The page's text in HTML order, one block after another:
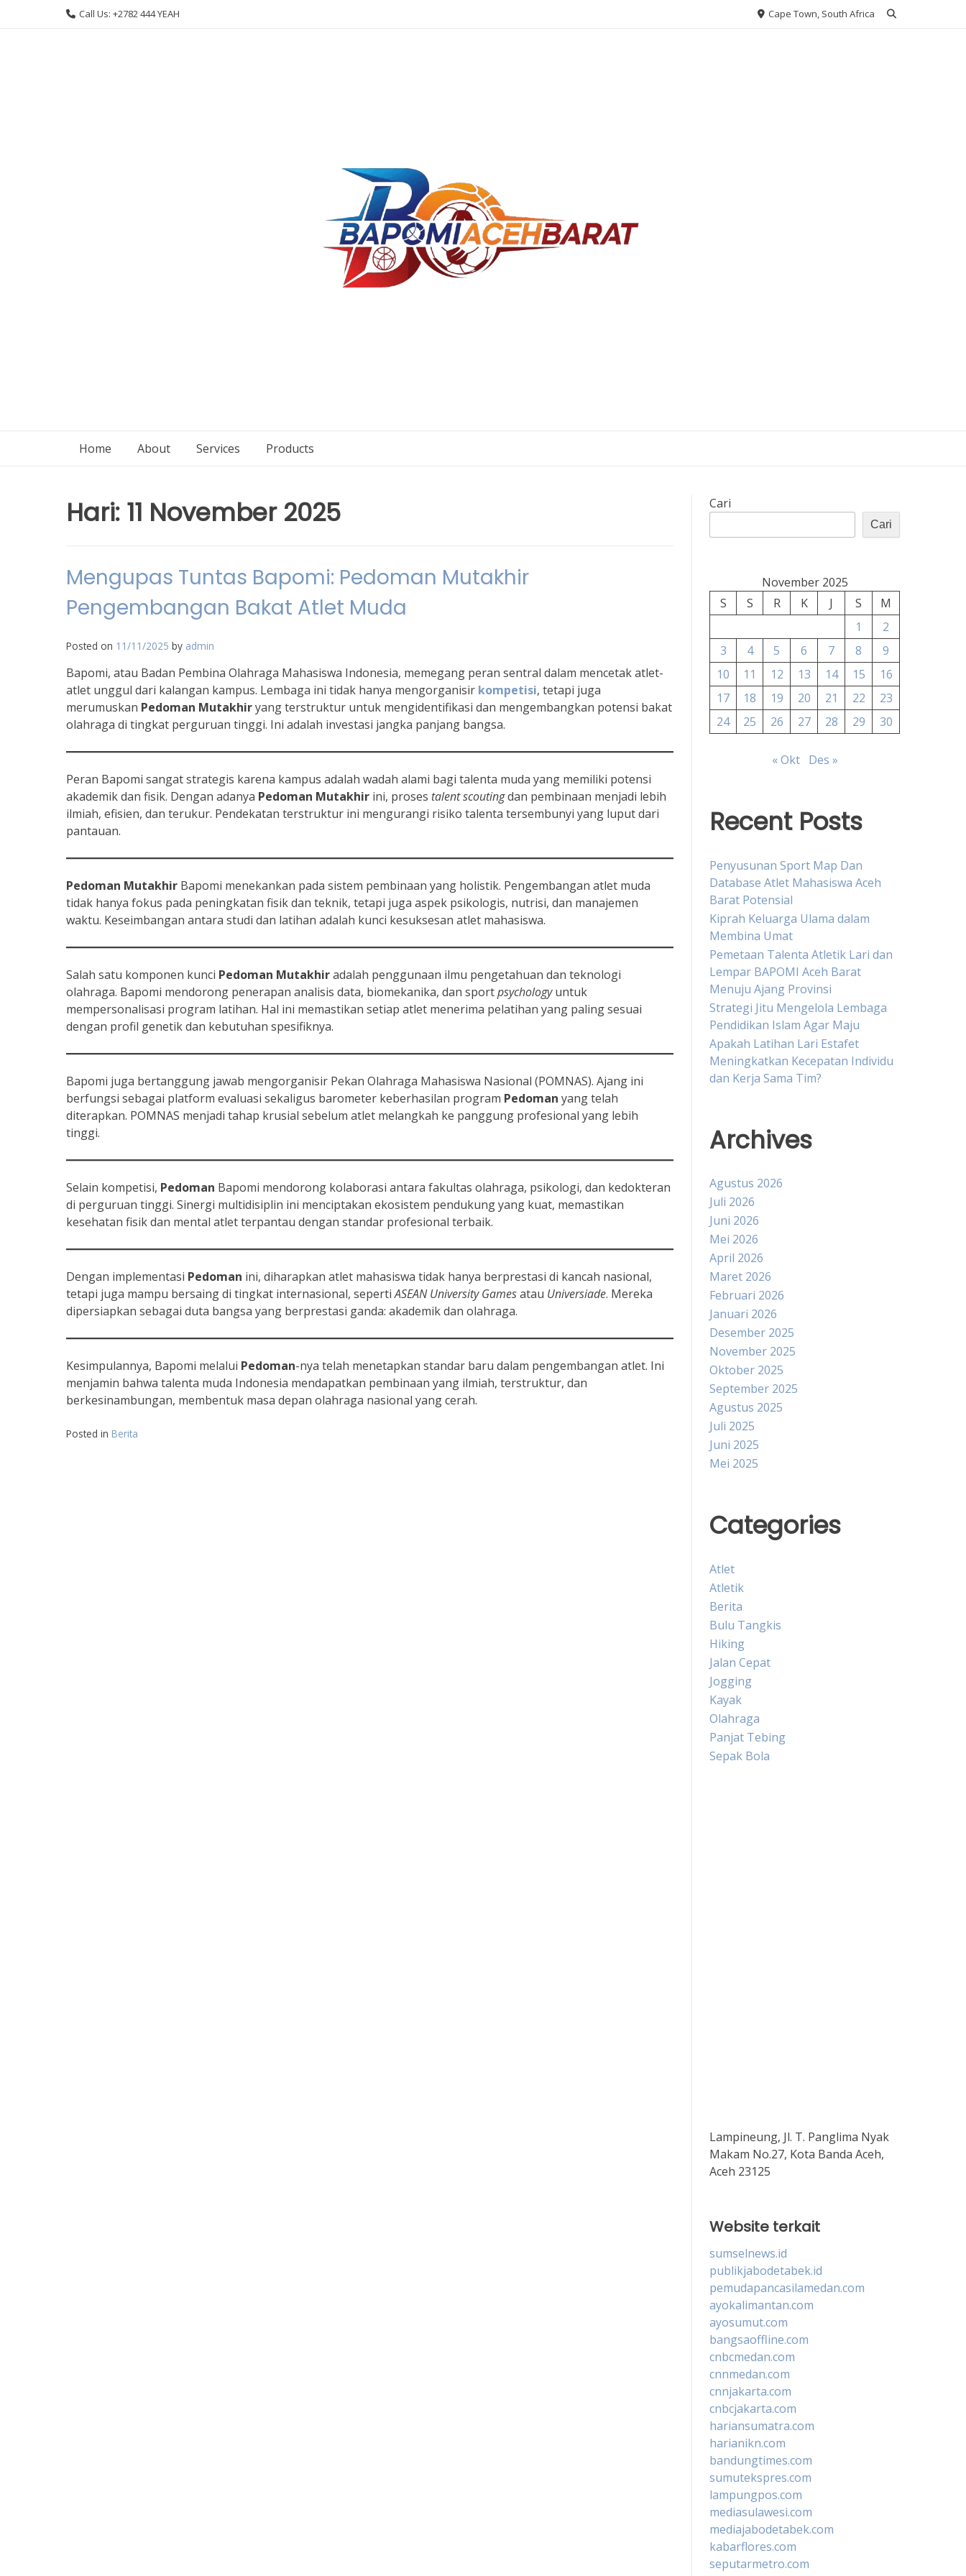
Call Us: +2782 444 YEAH Cape Town, South Africa
Home About Services Products
Hari: 11 November 2025
Mengupas Tuntas Bapomi: Pedoman Mutakhir
Pengembangan Bakat Atlet Muda
Posted on 11/11/2025 by admin
Bapomi, atau Badan Pembina Olahraga Mahasiswa Indonesia, memegang peran sentral dalam mencetak atlet-
atlet unggul dari kalangan kampus. Lembaga ini tidak hanya mengorganisir kompetisi, tetapi juga
merumuskan Pedoman Mutakhiryang terstruktur untuk mengidentifikasi dan mengembangkan potensi bakat
olahraga di tingkat perguruan tinggi. Ini adalah investasi jangka panjang bangsa.
Peran Bapomi sangat strategis karena kampus adalah wadah alami bagi talenta muda yang memiliki potensi
akademik dan fisik. Dengan adanya Pedoman Mutakhir ini, proses talent scoutingdan pembinaan menjadi lebih
ilmiah, efisien, dan terukur. Pendekatan terstruktur ini mengurangi risiko talenta tersembunyi yang luput dari
pantauan.
Pedoman Mutakhir Bapomi menekankan pada sistem pembinaan yang holistik. Pengembangan atlet muda
tidak hanya fokus pada peningkatan fisik dan teknik, tetapi juga aspek psikologis, nutrisi, dan manajemen
waktu. Keseimbangan antara studi dan latihan adalah kunci kesuksesan atlet mahasiswa.
Salah satu komponen kunci Pedoman Mutakhiradalah penggunaan ilmu pengetahuan dan teknologi
olahraga. Bapomi mendorong penerapan analisis data, biomekanika, dan sportpsychologyuntuk
mempersonalisasi program latihan. Hal ini memastikan setiap atlet menerima pelatihan yang paling sesuai
dengan profil genetik dan kebutuhan spesifiknya.
Bapomi juga bertanggung jawab mengorganisir Pekan Olahraga Mahasiswa Nasional (POMNAS). Ajang ini
berfungsi sebagai platform evaluasi sekaligus barometer keberhasilan program Pedoman yang telah
diterapkan. POMNAS menjadi tahap krusial sebelum atlet melangkah ke panggung profesional yang lebih
tinggi.
Selain kompetisi, Pedoman Bapomi mendorong kolaborasi antara fakultas olahraga, psikologi, dan kedokteran
di perguruan tinggi. Sinergi multidisiplin ini menciptakan ekosistem pendukung yang kuat, memastikan
kesehatan fisik dan mental atlet terpantau dengan standar profesional terbaik.
Dengan implementasi Pedoman ini, diharapkan atlet mahasiswa tidak hanya berprestasi di kancah nasional,
tetapi juga mampu bersaing di tingkat internasional, sepertiASEAN University Gamesatau Universiade. Mereka
dipersiapkan sebagai duta bangsa yang berprestasi ganda: akademik dan olahraga.
Kesimpulannya, Bapomi melalui Pedoman-nya telah menetapkan standar baru dalam pengembangan atlet. Ini
menjamin bahwa talenta muda Indonesia mendapatkan pembinaan yang ilmiah, terstruktur, dan
berkesinambungan, membentuk masa depan olahraga nasional yang cerah.
Posted in Berita
Cari
Cari
November 2025
S
S R K J S
M
1
2
3
4 5 6 7 8
9
10
11 12 13 14 15
16
17
18 19 20 21 22
23
24
25 26 27 28 29 30
« Okt Des »
Recent Posts
Penyusunan Sport Map Dan
Database Atlet Mahasiswa Aceh
Barat Potensial
Kiprah Keluarga Ulama dalam
Membina Umat
Pemetaan Talenta Atletik Lari dan
Lempar BAPOMI Aceh Barat
Menuju Ajang Provinsi
Strategi Jitu Mengelola Lembaga
Pendidikan Islam Agar Maju
Apakah Latihan Lari Estafet
Meningkatkan Kecepatan Individu
dan Kerja Sama Tim?
Archives
Agustus 2026
Juli 2026
Juni 2026
Mei 2026
April 2026
Maret 2026
Februari 2026
Januari 2026
Desember 2025
November 2025
Oktober 2025
September 2025
Agustus 2025
Juli 2025
Juni 2025
Mei 2025
Categories
Atlet
Atletik
Berita
Bulu Tangkis
Hiking
Jalan Cepat
Jogging
Kayak
Olahraga
Panjat Tebing
Sepak Bola
Lampineung, Jl. T. Panglima Nyak
Makam No.27, Kota Banda Aceh,
Aceh 23125
Website terkait
sumselnews.id
publikjabodetabek.id
pemudapancasilamedan.com
ayokalimantan.com
ayosumut.com
bangsaoffline.com
cnbcmedan.com
cnnmedan.com
cnnjakarta.com
cnbcjakarta.com
hariansumatra.com
harianikn.com
bandungtimes.com
sumutekspres.com
lampungpos.com
mediasulawesi.com
mediajabodetabek.com
kabarflores.com
seputarmetro.com